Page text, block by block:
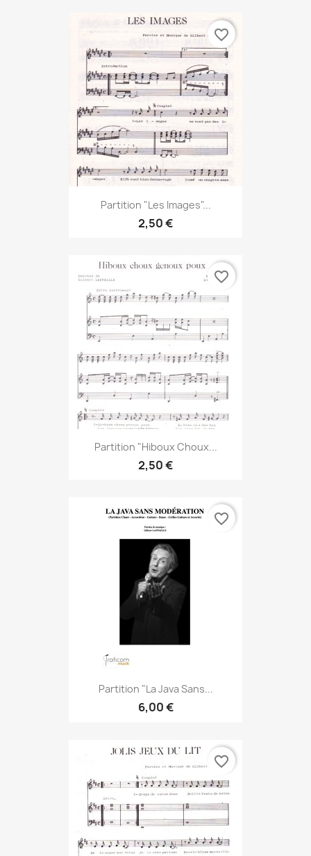
Partition "Les Images"...
2,50 €
favorite_border
Partition "Hiboux Choux...
2,50 €
favorite_border
Partition "La Java Sans...
6,00 €
favorite_border
favorite_border